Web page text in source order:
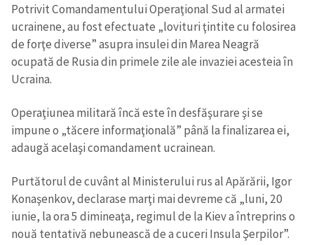
Potrivit Comandamentului Operaţional Sud al armatei
ucrainene, au fost efectuate „lovituri ţintite cu folosirea
de forţe diverse” asupra insulei din Marea Neagră
ocupată de Rusia din primele zile ale invaziei acesteia în
Ucraina.
Operaţiunea militară încă este în desfăşurare şi se
impune o „tăcere informaţională” până la finalizarea ei,
adaugă acelaşi comandament ucrainean.
Purtătorul de cuvânt al Ministerului rus al Apărării, Igor
Konaşenkov, declarase marţi mai devreme că „luni, 20
iunie, la ora 5 dimineaţa, regimul de la Kiev a întreprins o
nouă tentativă nebunească de a cuceri Insula Şerpilor”.